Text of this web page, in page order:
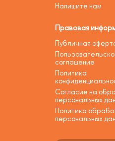
Напишите нам
Правовая
Публичная
соглашение
Политика
Согласие на
персональных
Политика
персональных